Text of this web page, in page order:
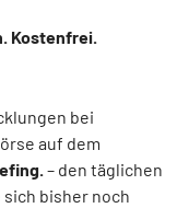
Kostenfrei.
bei
auf dem
– den täglichen
sich bisher noch